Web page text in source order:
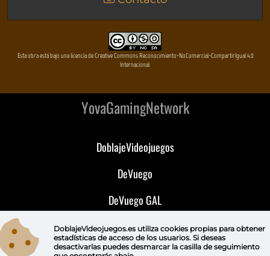
Esta obra está bajo una licencia de Creative Commons Reconocimiento-NoComercial-CompartirIgual 4.0
Internacional
YovaGamingNetwork
DoblajeVideojuegos
DeVuego
DeVuego GAL
DeVuego LATAM
DoblajeVideojuegos.es utiliza cookies propiaspara obtener
estadísticas de acceso de los usuarios. Si deseas
desactivarlas puedes desmarcar la casilla de seguimiento